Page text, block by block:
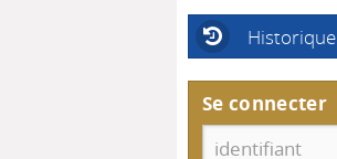
Historique
Se connecter